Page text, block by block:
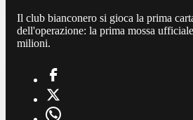
Il club bianconero si gioca la prima
dell'operazione: la prima mossa
milioni.